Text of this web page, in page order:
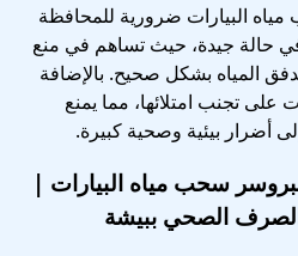
البيارات ضرورية للمحافظة
حالة جيدة، حيث تساهم في منع
المياه بشكل صحيح. بالإضافة
تجنب امتلائها، مما يمنع
أضرار بيئية وصحية كبيرة.
سحب مياه البيارات |
الصحي ببيشة